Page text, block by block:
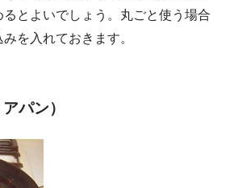
とよいでしょう。丸ごと使う場合
を入れておきます。
パン）